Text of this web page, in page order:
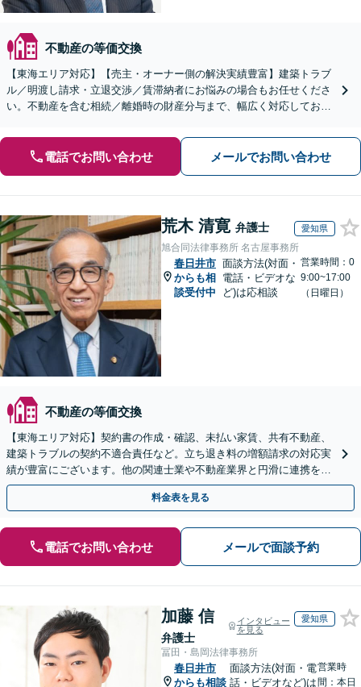
不動産の等価交換
【東海エリア対応】【売主・オーナー側の解決実績豊富】建築トラブ
ル／明渡し請求・立退交渉／賃滞納者にお悩みの場合もお任せくださ
い。不動産を含む相続／離婚時の財産分与まで、幅広く対応しており
電話でお問い合わせ メールでお問い合わせ
荒木 清寛 弁護士 愛知県
旭合同法律事務所 名古屋事務所
春日井市
からも相
談受付中
面談方法(対面・
電話・ビデオな
ど)は応相談
営業時間：0
9:00~17:00
（日曜日）
不動産の等価交換
【東海エリア対応】契約書の作成・確認、未払い家賃、共有不動産、
建築トラブルの契約不適合責任など。立ち退き料の増額請求の対応実
績が豊富にございます。他の関連士業や不動産業界と円滑に連携を行
い、正確に手続きを進めてまいります。【初回面談無料】
料金表を見る
電話でお問い合わせ メールで面談予約
加藤 信
弁護士
インタビュー
を見る
愛知県
冨田・島岡法律事務所
春日井市
からも相談
面談方法(対面・電
話・ビデオなど)は
営業時
間：本日